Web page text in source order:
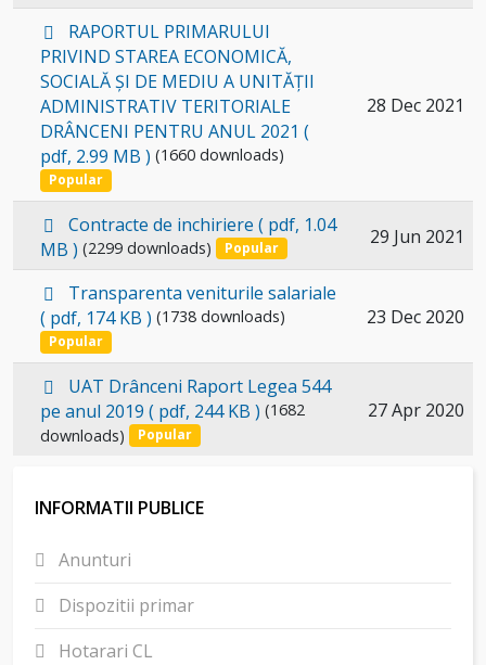
Select
item
p
d
f
RAPORTUL PRIMARULUI
PRIVIND STAREA ECONOMICĂ,
SOCIALĂ ȘI DE MEDIU A UNITĂȚII
ADMINISTRATIV TERITORIALE
DRÂNCENI PENTRU ANUL 2021 (
pdf, 2.99 MB ) (1660 downloads)
Popular
28 Dec 2021
Select
item
p
d
f
Contracte de inchiriere ( pdf, 1.04
MB ) (2299 downloads) Popular 29 Jun 2021
Select
p
d
f
Transparenta veniturile salariale
( pdf, 174 KB ) (1738 downloads)
Popular
23 Dec 2020
Select
an
p
d
f
UAT Drânceni Raport Legea 544
pe anul 2019 ( pdf, 244 KB ) (1682
downloads)
Popular
27 Apr 2020
INFORMATII PUBLICE
Anunturi
Dispozitii primar
Hotarari CL